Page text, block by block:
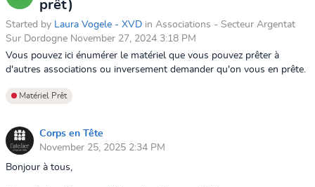
prêt)
Started by Laura Vogele - XVD in Associations - Secteur Argentat
Sur Dordogne November 27, 2024 3:18 PM
Vous pouvez ici énumérer le matériel que vous pouvez prêter à
d'autres associations ou inversement demander qu'on vous en prête.
Matériel Prêt
Corps en Tête
November 25, 2025 2:34 PM
Bonjour à tous,